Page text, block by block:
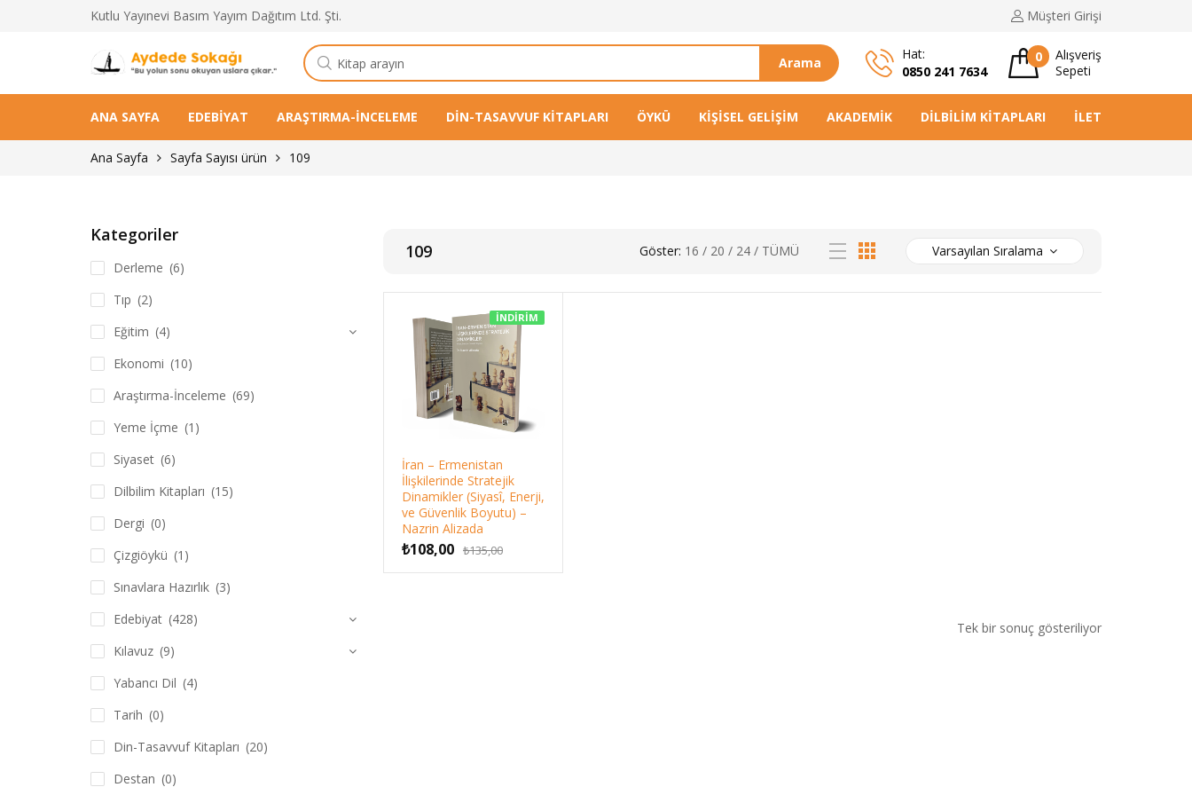
Kutlu Yayınevi Basım Yayım Dağıtım Ltd. Şti. Müşteri Girişi
Kitap
arama
Arama
Hat:
0850 241 7634
0
Alışveriş
Sepeti
ANA SAYFA EDEBIYAT ARAŞTIRMA-İNCELEME DIN-TASAVVUF KITAPLARI ÖYKÜ KIŞISEL GELIŞIM AKADEMIK DILBILIM KITAPLARI İLETIŞIM
Ana Sayfa Sayfa Sayısı ürün 109
109 Göster: 16 / 20 / 24 / TÜMÜ Varsayılan Sıralama
İNDIRIM
İran – Ermenistan
İlişkilerinde Stratejik
Dinamikler (Siyasî, Enerji,
ve Güvenlik Boyutu) –
Nazrin Alizada
₺135,00Orijinal
fiyat:
₺108,00
Şu
andaki
Tek bir sonuç gösteriliyor
Kategoriler
Derleme (6)
Tıp (2)
Eğitim (4)
Ekonomi (10)
Araştırma-İnceleme (69)
Yeme İçme (1)
Siyaset (6)
Dilbilim Kitapları (15)
Dergi (0)
Çizgiöykü (1)
Sınavlara Hazırlık (3)
Edebiyat (428)
Kılavuz (9)
Yabancı Dil (4)
Tarih (0)
Din-Tasavvuf Kitapları (20)
Destan (0)